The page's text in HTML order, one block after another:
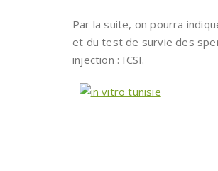
Par la suite, on pourra
et du test de survie des
injection : ICSI.